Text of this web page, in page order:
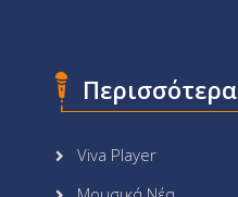
Περισσότερα
Viva Player